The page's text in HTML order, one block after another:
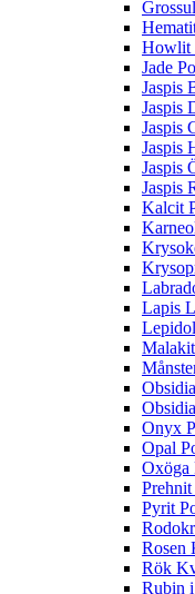
Howlit
Jade
Jaspis
Jaspis
Jaspis
Jaspis
Jaspis
Jaspis
Kalcit
Lapis
Onyx
Opal
Oxöga
Pyrit
Rosen
Rök
Rubin